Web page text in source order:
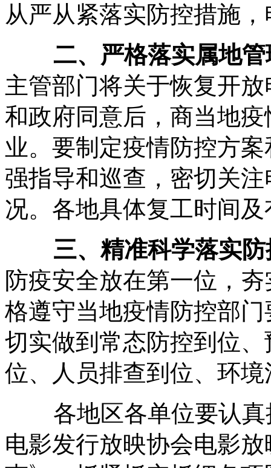
从严从紧落实防控措施
二、严格落实属地管
主管部门将关于恢复开
和政府同意后，商当地
业。要制定疫情防控方
强指导和巡查，密切关
况。各地具体复工时间
三、精准科学落实防
防疫安全放在第一位，
格遵守当地疫情防控部
切实做到常态防控到位
位、人员排查到位、环
各地区各单位要认真
电影发行放映协会电影